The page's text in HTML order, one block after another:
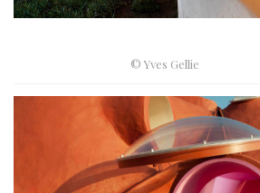
© Yves Gellie